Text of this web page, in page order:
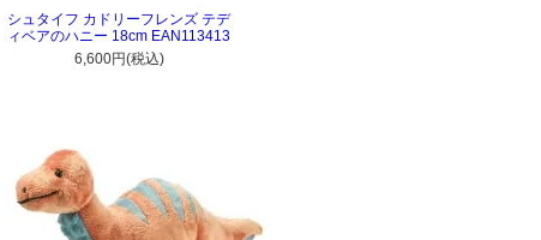
シュタイフ カドリーフレンズ テデ
ィベアのハニー 18cm EAN113413
6,600円(税込)